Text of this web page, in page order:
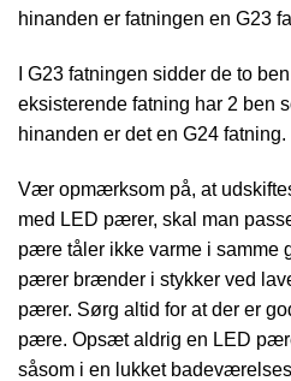
hinanden er fatningen en G23
I G23 fatningen sidder de to
eksisterende fatning har 2 ben
hinanden er det en G24 fatning.
Vær opmærksom på, at
med LED pærer, skal man
pære tåler ikke varme i samme
pærer brænder i stykker ved
pærer. Sørg altid for at der er
pære. Opsæt aldrig en LED
såsom i en lukket